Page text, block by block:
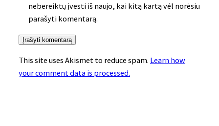
nebereiktų įvesti iš naujo, kai kitą kartą vėl norėsiu
parašyti komentarą.
This site uses Akismet to reduce spam. Learn how
your comment data is processed.